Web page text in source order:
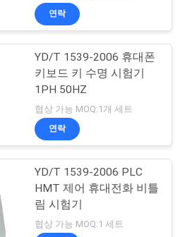
연락
YD/T 1539-2006 휴대폰
키보드 키 수명 시험기
1PH 50HZ
협상 가능 MOQ:1개 세트
연락
YD/T 1539-2006 PLC
HMT 제어 휴대전화 비틀
림 시험기
협상 가능 MOQ:1 세트